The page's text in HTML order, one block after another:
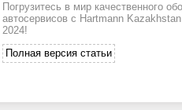
Погрузитесь в мир качественного
автосервисов с Hartmann
2024!
Полная версия статьи